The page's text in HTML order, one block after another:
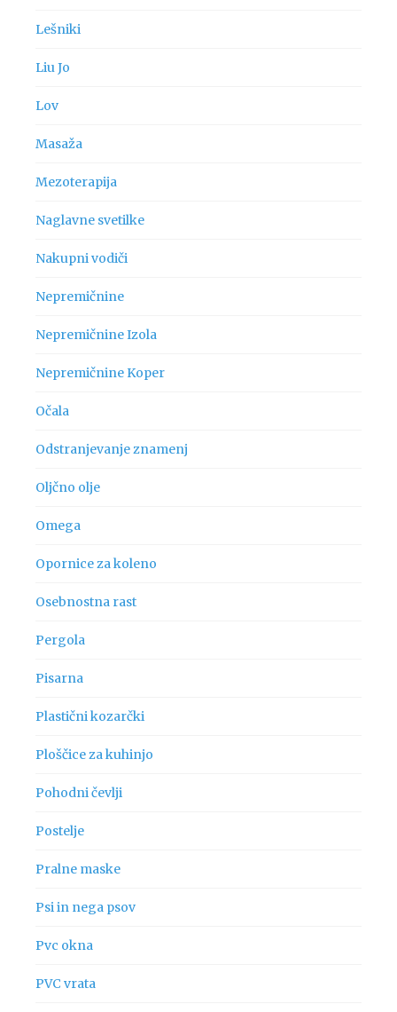
Lešniki
Liu Jo
Lov
Masaža
Mezoterapija
Naglavne svetilke
Nakupni vodiči
Nepremičnine
Nepremičnine Izola
Nepremičnine Koper
Očala
Odstranjevanje znamenj
Oljčno olje
Omega
Opornice za koleno
Osebnostna rast
Pergola
Pisarna
Plastični kozarčki
Ploščice za kuhinjo
Pohodni čevlji
Postelje
Pralne maske
Psi in nega psov
Pvc okna
PVC vrata